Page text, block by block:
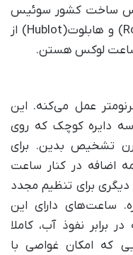
ساخت کشور سوئیس
هستن. برندهایی مثل رولکس(Rolex) و هابلوت(Hublot) از
ساعت لوکس هستن.
عمل می‌کنه. این
سه دایره کوچک که روی
تشخیص بدین. برای
اضافه در کنار ساعت
دیگری برای تنظیم مجدد
ساعت‌های دارای این
برابر نفوذ آب، کاملا
که امکان غواصی با